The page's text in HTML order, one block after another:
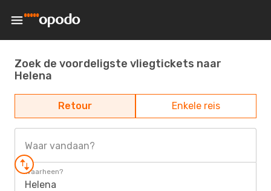
Zoek de voordeligste vliegtickets naar
Helena
Retour Enkele reis
Waar vandaan?
Waarheen?
Helena